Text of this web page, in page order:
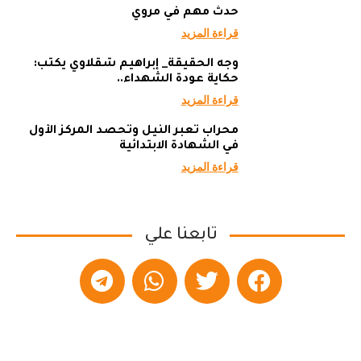
حدث مهم في مروي
قراءة المزيد
وجه الحقيقة_ إبراهيم شقلاوي يكتب:
حكاية عودة الشهداء..
قراءة المزيد
محراب تعبر النيل وتحصد المركز الأول
في الشهادة الابتدائية
قراءة المزيد
تابعنا علي